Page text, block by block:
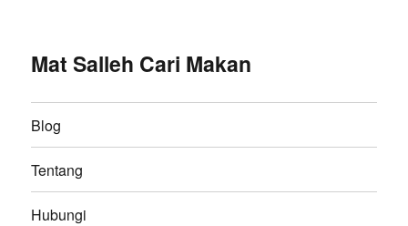
Mat Salleh Cari Makan
Blog
Tentang
Hubungi